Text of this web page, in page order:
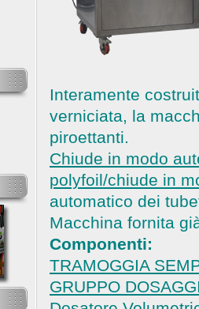
Interamente
verniciata, la
piroettanti.
Chiude in modo
polyfoil/chiude in
automatico dei
Macchina fornita
Componenti:
TRAMOGGIA
GRUPPO